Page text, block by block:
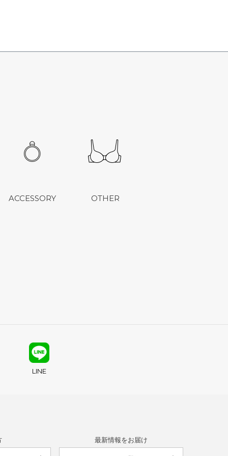
ACCESSORY OTHER
LINE
最新情報をお届け